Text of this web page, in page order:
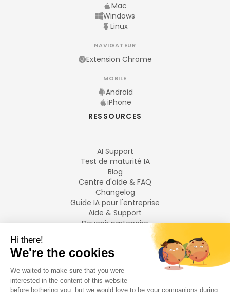
Mac
Windows
Linux
NAVIGATEUR
Extension Chrome
MOBILE
Android
iPhone
RESSOURCES
AI Support
Test de maturité IA
Blog
Centre d'aide & FAQ
Changelog
Guide IA pour l'entreprise
Aide & Support
Devenir partenaire
LANGUES
Français